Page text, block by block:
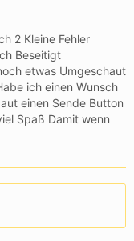
2 Kleine Fehler
Beseitigt
etwas Umgeschaut
ich einen Wunsch
einen Sende Button
Spaß Damit wenn